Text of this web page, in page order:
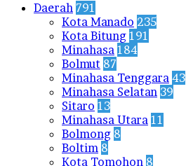
Daerah 791
Kota Manado 235
Kota Bitung 191
Minahasa 184
Bolmut 87
Minahasa Tenggara 43
Minahasa Selatan 39
Sitaro 13
Minahasa Utara 11
Bolmong 8
Boltim 8
Kota Tomohon 8